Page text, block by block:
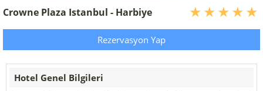
Crowne Plaza Istanbul - Harbiye
Rezervasyon Yap
Hotel Genel Bilgileri